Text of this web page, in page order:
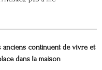
anciens continuent de vivre et
dans la maison